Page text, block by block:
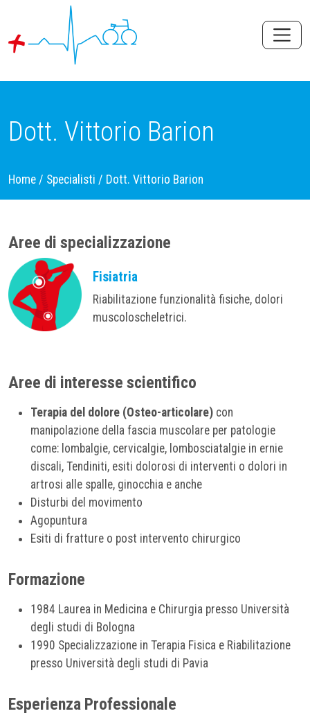
Dott. Vittorio Barion
Home / Specialisti / Dott. Vittorio Barion
Aree di specializzazione
Fisiatria
Riabilitazione funzionalità fisiche, dolori
muscoloscheletrici.
Aree di interesse scientifico
Terapia del dolore (Osteo-articolare) con
manipolazione della fascia muscolare per patologie
come: lombalgie, cervicalgie, lombosciatalgie in ernie
discali, Tendiniti, esiti dolorosi di interventi o dolori in
artrosi alle spalle, ginocchia e anche
Disturbi del movimento
Agopuntura
Esiti di fratture o post intervento chirurgico
Formazione
1984 Laurea in Medicina e Chirurgia presso Università
degli studi di Bologna
1990 Specializzazione in Terapia Fisica e Riabilitazione
presso Università degli studi di Pavia
Esperienza Professionale